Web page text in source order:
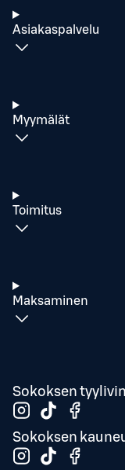
Asiakaspalvelu
Myymälät
Toimitus
Maksaminen
Sokoksen
Sokoksen